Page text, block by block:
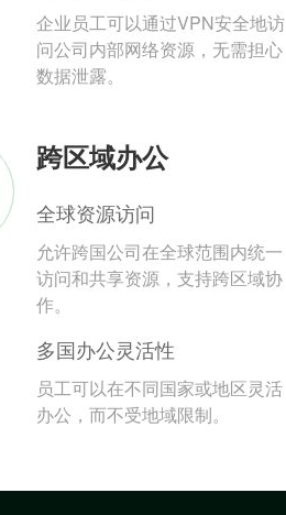
企业员工可以通过VPN安全地访
问公司内部网络资源，无需担心
数据泄露。
跨区域办公
全球资源访问
允许跨国公司在全球范围内统一
访问和共享资源，支持跨区域协
作。
多国办公灵活性
员工可以在不同国家或地区灵活
办公，而不受地域限制。